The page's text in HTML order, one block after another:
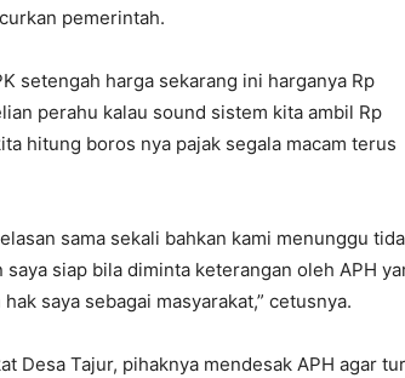
pemerintah.
setengah harga sekarang ini harganya Rp
perahu kalau sound sistem kita ambil Rp
hitung boros nya pajak segala macam terus
sama sekali bahkan kami menunggu
siap bila diminta keterangan oleh APH
saya sebagai masyarakat,” cetusnya.
Desa Tajur, pihaknya mendesak APH agar